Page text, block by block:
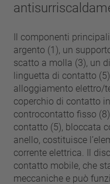
Il componenti
argento (1), un
scatto a molla (3), un
linguetta di contatto
alloggiamento elettro/
coperchio di contatto
controcontatto fisso
contatto (5), bloccata
anello, costituisce
corrente elettrica. Il
contatto mobile, che
meccaniche e può